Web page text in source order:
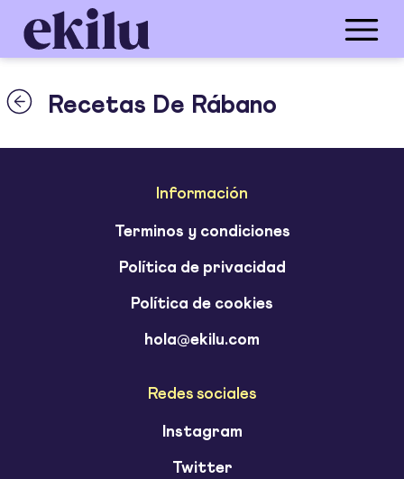
Recetas De Rábano
Información
Terminos y condiciones
Política de privacidad
Política de cookies
hola@ekilu.com
Redes sociales
Instagram
Twitter